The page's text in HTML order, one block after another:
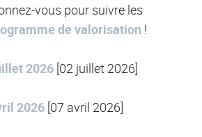
vous pour suivre les
de valorisation !
2026 [02 juillet 2026]
2026 [07 avril 2026]